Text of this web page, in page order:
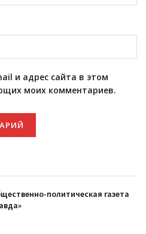
и адрес сайта в этом
моих комментариев.
политическая газета